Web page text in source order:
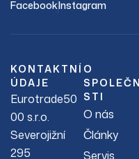
FacebookInstagram
KONTAKTNÍ
ÚDAJE
Eurotrade50
00 s.r.o.
Severojižní
295
O
STI
O nás
Články
Servis